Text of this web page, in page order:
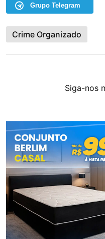
Grupo Telegram
Crime Organizado
Siga-nos